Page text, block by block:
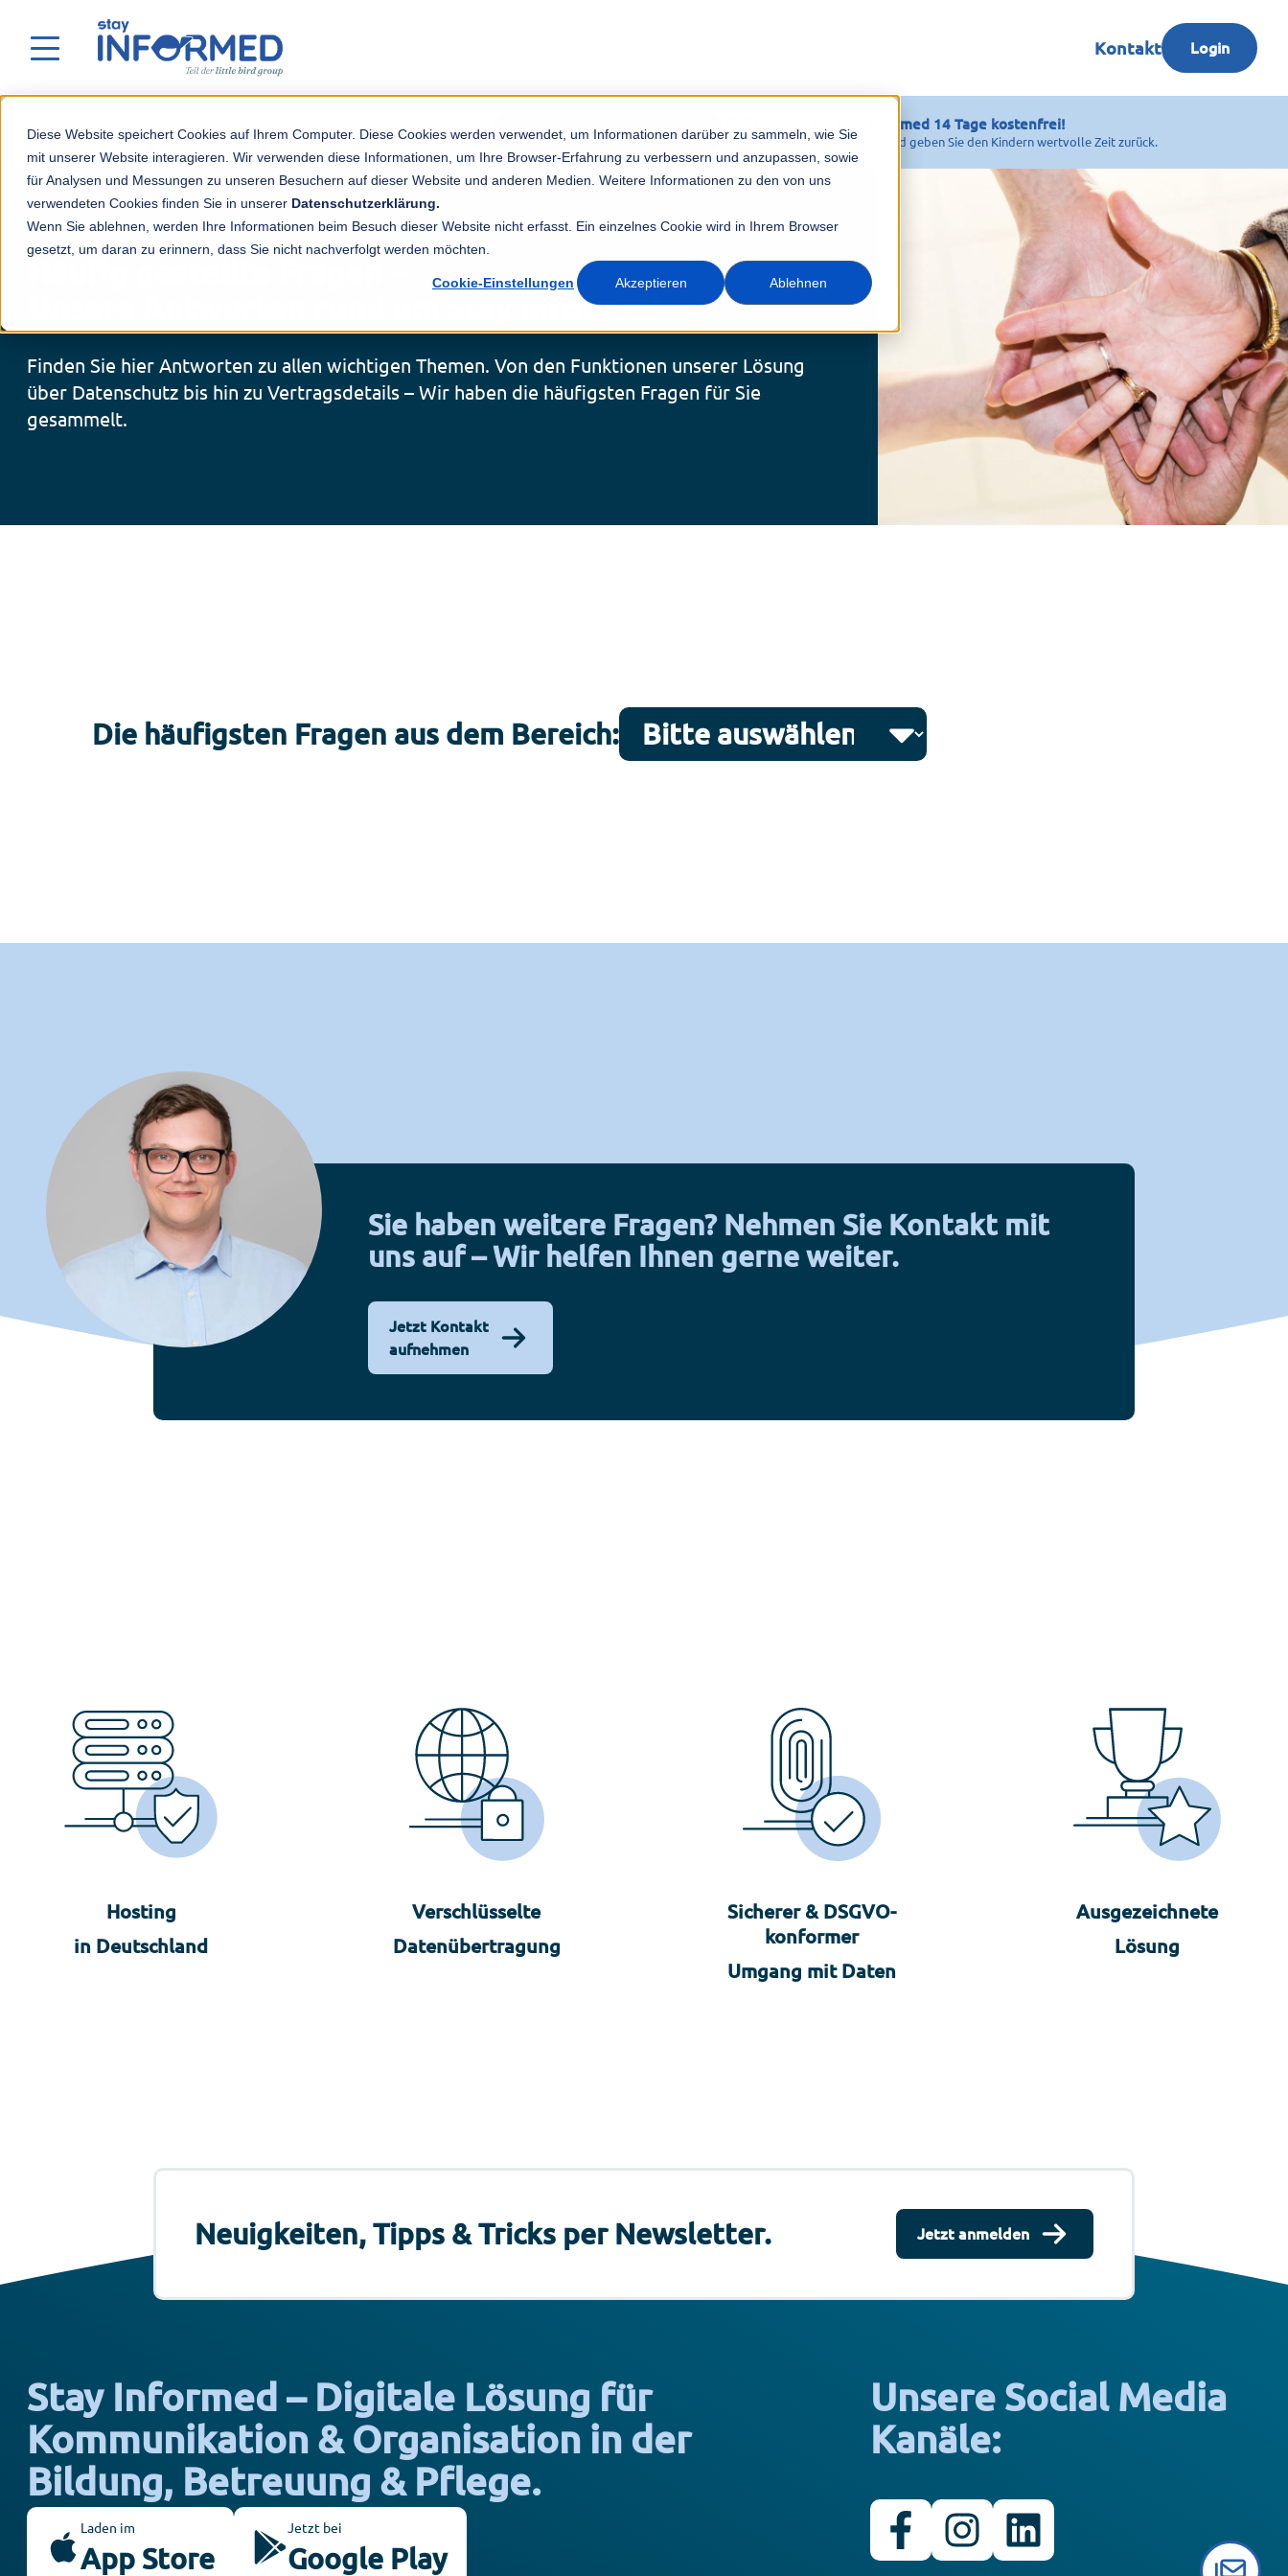
Diese Website speichert Cookies auf Ihrem Computer. Diese Cookies werden verwendet, um Informationen darüber zu sammeln, wie Sie
mit unserer Website interagieren. Wir verwenden diese Informationen, um Ihre Browser-Erfahrung zu verbessern und anzupassen, sowie
für Analysen und Messungen zu unseren Besuchern auf dieser Website und anderen Medien. Weitere Informationen zu den von uns
verwendeten Cookies finden Sie in unserer Datenschutzerklärung.
Wenn Sie ablehnen, werden Ihre Informationen beim Besuch dieser Website nicht erfasst. Ein einzelnes Cookie wird in Ihrem Browser
gesetzt, um daran zu erinnern, dass Sie nicht nachverfolgt werden möchten.
Cookie-Einstellungen Akzeptieren Ablehnen
Kontakt Login
Unsere Antworten rund um Stay Informed
Finden Sie hier Antworten zu allen wichtigen Themen. Von den Funktionen unserer Lösung
über Datenschutz bis hin zu Vertragsdetails – Wir haben die häufigsten Fragen für Sie
gesammelt.
Die häufigsten Fragen aus dem Bereich:
Sie haben weitere Fragen? Nehmen Sie Kontakt mit
uns auf – Wir helfen Ihnen gerne weiter.
Jetzt Kontakt
aufnehmen
Hosting
in Deutschland
Verschlüsselte
Datenübertragung
Sicherer & DSGVO-
konformer
Umgang mit Daten
Ausgezeichnete
Lösung
Weniger Organisation – mehr Zeit für Kinder. Jetzt kostenfrei testen! Testen Sie Stay Informed 14 Tage kostenfrei!
Entlasten Sie ihr Team und geben Sie den Kindern wertvolle Zeit zurück.
Neuigkeiten, Tipps & Tricks per Newsletter. Jetzt anmelden
Stay Informed – Digitale Lösung für
Kommunikation & Organisation in der
Bildung, Betreuung & Pflege.
Laden im
App Store
Jetzt bei
Google Play
Unsere Social Media
Kanäle: